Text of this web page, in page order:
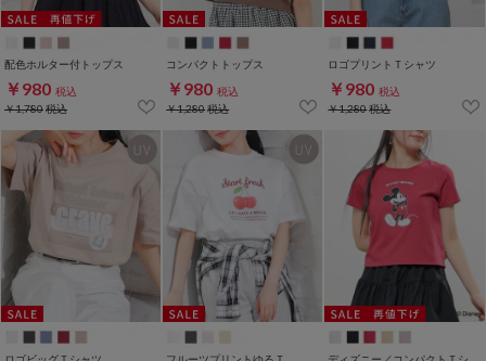
配色ホルター付トップス
￥980 税込
￥1,780税込
コンパクトトップス
￥980 税込
￥1,280税込
ロゴプリントＴシャツ
￥980 税込
￥1,280税込